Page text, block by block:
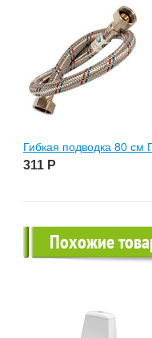
Гибкая подводка 80 см
311 Р
Похожие